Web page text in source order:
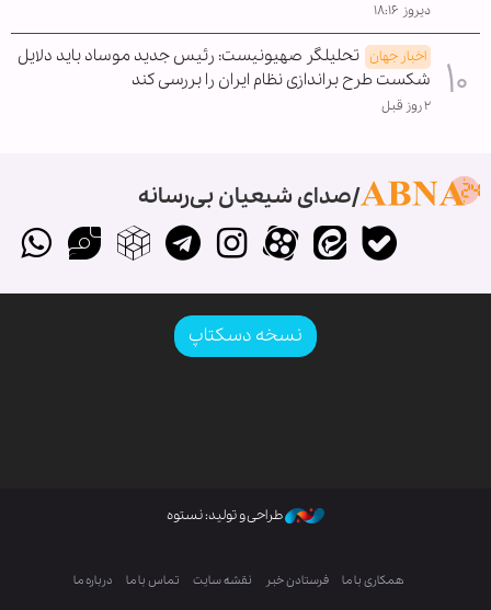
دیروز ۱۸:۱۶
اخبار جهان تحلیلگر صهیونیست: رئیس جدید موساد باید دلایل
شکست طرح براندازی نظام ایران را بررسی کند
۲ روز قبل
صدای شیعیان بی‌رسانه
نسخه دسکتاپ
طراحی و تولید: نستوه
همکاری با ما فرستادن خبر نقشه سایت تماس با ما درباره ما